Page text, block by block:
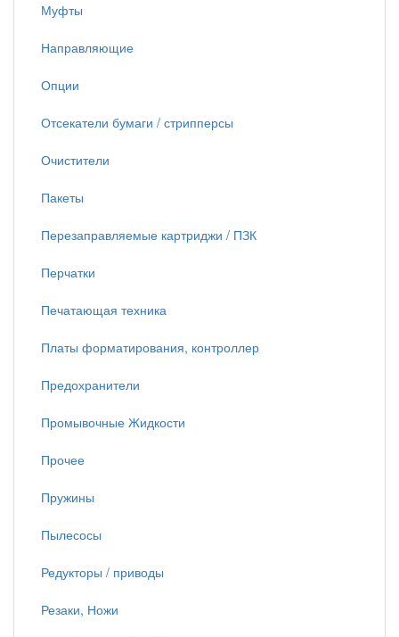
Муфты
Направляющие
Опции
Отсекатели бумаги / стрипперсы
Очистители
Пакеты
Перезаправляемые картриджи / ПЗК
Перчатки
Печатающая техника
Платы форматирования, контроллер
Предохранители
Промывочные Жидкости
Прочее
Пружины
Пылесосы
Редукторы / приводы
Резаки, Ножи